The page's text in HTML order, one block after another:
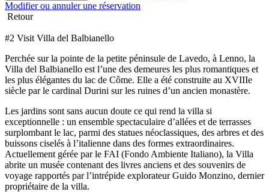
Modifier ou annuler une réservation
Retour
#2 Visit Villa del Balbianello
Perchée sur la pointe de la petite péninsule de Lavedo, à Lenno, la
Villa del Balbianello est l’une des demeures les plus romantiques et
les plus élégantes du lac de Côme. Elle a été construite au XVIIIe
siècle par le cardinal Durini sur les ruines d’un ancien monastère.
Les jardins sont sans aucun doute ce qui rend la villa si
exceptionnelle : un ensemble spectaculaire d’allées et de terrasses
surplombant le lac, parmi des statues néoclassiques, des arbres et des
buissons ciselés à l’italienne dans des formes extraordinaires.
Actuellement gérée par le FAI (Fondo Ambiente Italiano), la Villa
abrite un musée contenant des livres anciens et des souvenirs de
voyage rapportés par l’intrépide explorateur Guido Monzino, dernier
propriétaire de la villa.